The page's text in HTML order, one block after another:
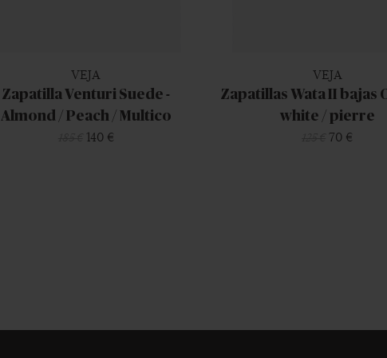
VEJA
Zapatilla Venturi Suede -
Almond / Peach / Multico
140 €
VEJA
Zapatillas Wata II bajas
white / pierre
70 €